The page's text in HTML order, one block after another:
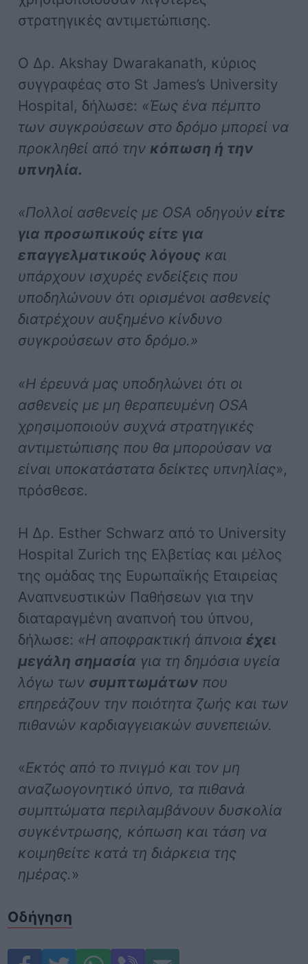
στρατηγικές αντιμετώπισης.
Ο Δρ. Akshay Dwarakanath, κύριος
συγγραφέας στο St James’s University
Hospital, δήλωσε: «Έως ένα πέμπτο
των συγκρούσεων στο δρόμο μπορεί να
προκληθεί από την κόπωση ή την
υπνηλία.
«Πολλοί ασθενείς με OSA οδηγούν είτε
για προσωπικούς είτε για
επαγγελματικούς λόγους και
υπάρχουν ισχυρές ενδείξεις που
υποδηλώνουν ότι ορισμένοι ασθενείς
διατρέχουν αυξημένο κίνδυνο
συγκρούσεων στο δρόμο.»
«Η έρευνά μας υποδηλώνει ότι οι
ασθενείς με μη θεραπευμένη OSA
χρησιμοποιούν συχνά στρατηγικές
αντιμετώπισης που θα μπορούσαν να
είναι υποκατάστατα δείκτες υπνηλίας»,
πρόσθεσε.
Η Δρ. Esther Schwarz από το University
Hospital Zurich της Ελβετίας και μέλος
της ομάδας της Ευρωπαϊκής Εταιρείας
Αναπνευστικών Παθήσεων για την
διαταραγμένη αναπνοή του ύπνου,
δήλωσε: «Η αποφρακτική άπνοιαέχει
μεγάλη σημασία για τη δημόσια υγεία
λόγω των συμπτωμάτων που
επηρεάζουν την ποιότητα ζωής και των
πιθανών καρδιαγγειακών συνεπειών.
«Εκτός από το πνιγμό και τον μη
αναζωογονητικό ύπνο, τα πιθανά
συμπτώματα περιλαμβάνουν δυσκολία
συγκέντρωσης, κόπωση και τάση να
κοιμηθείτε κατά τη διάρκεια της
ημέρας. »
Οδήγηση